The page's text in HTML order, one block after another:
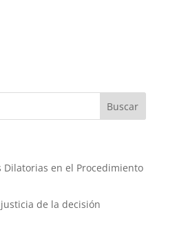
Dilatorias en el Procedimiento
de la decisión